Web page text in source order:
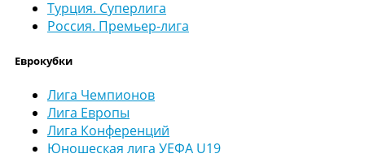
Турция. Суперлига
Россия. Премьер-лига
Еврокубки
Лига Чемпионов
Лига Европы
Лига Конференций
Юношеская лига УЕФА U19